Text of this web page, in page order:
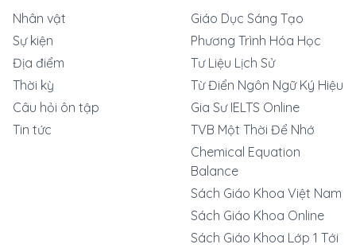
Nhân vật
Sự kiện
Địa điểm
Thời kỳ
Câu hỏi ôn tập
Tin tức
Giáo Dục Sáng Tạo
Phương Trình Hóa Học
Tư Liệu Lịch Sử
Từ Điển Ngôn Ngữ Ký Hiệu
Gia Sư IELTS Online
TVB Một Thời Để Nhớ
Chemical Equation
Balance
Sách Giáo Khoa Việt Nam
Sách Giáo Khoa Online
Sách Giáo Khoa Lớp 1 Tới